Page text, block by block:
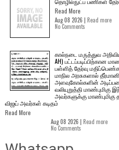
Read More
Aug 08 2026 | Read more
No Comments
கால்நடை மருத்துவ
AH) பட்டப்படிப்பிற்கான
பள்ளித் தேர்வு
மாநில அரசுகளால்
அளவுகோல்களின்
வலியுறுத்தி மாண்புமிகு
அவர்களுக்கு மாண்புமிகு
விஜய் அவர்கள் கடிதம்
Read More
Aug 08 2026 | Read more
No Comments